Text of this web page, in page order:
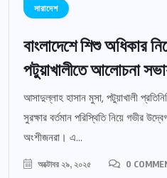
সারাদেশ
বাংলাদেশে শিশু অধিকার
পটুয়াখালীতে আলোচনা
আসাদুল্লাহ হাসান মুসা, পটুয়াখালী
সুরক্ষার বর্তমান পরিস্থিতি নিয়ে গভীর
অংশীজনরা। এ...
অক্টোবর ২৯, ২০২৫ 0